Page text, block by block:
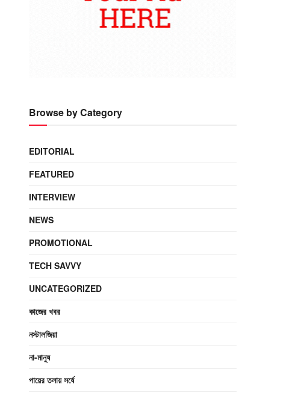
Browse by Category
EDITORIAL
FEATURED
INTERVIEW
NEWS
PROMOTIONAL
TECH SAVVY
UNCATEGORIZED
কাজের খবর
নস্টালজিয়া
না-মানুষ
পায়ের তলায় সর্ষে